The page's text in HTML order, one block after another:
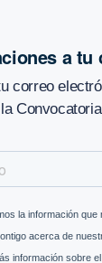
a tu
correo